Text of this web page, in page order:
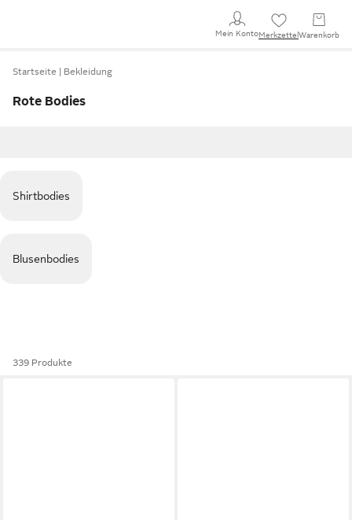
Mein KontoMerkzettel Warenkorb
Startseite Bekleidung
Rote Bodies
Shirtbodies
Blusenbodies
339 Produkte